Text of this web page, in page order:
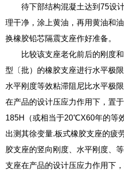
待下部结构混凝土达到75设
理干净，涂上黄油，再用黄油和
换橡胶铅芯隔震支座作好准备。
比较该支座老化前后的刚度
型〔批）的橡胶支座进行水平极
水平刚度等效粘滞阻尼比水平极
在产品的设计压应力作用下，置
185H（或相当于20℃X60年的等
出测其徐变量.板式橡胶支座的疲
胶支座的竖向刚度、水平刚度、
支座在产品的设计压应力作用下